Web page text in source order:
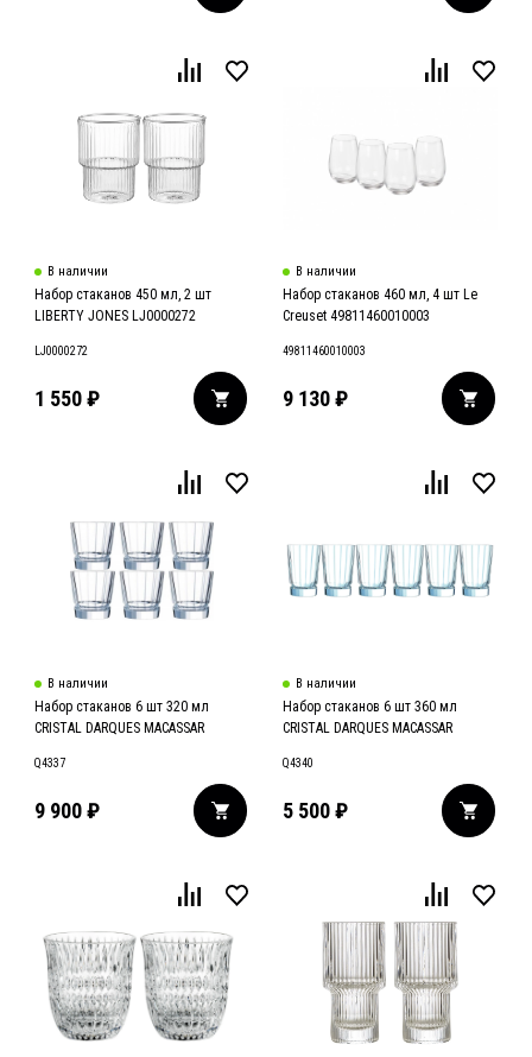
В наличии
Набор стаканов 450 мл, 2 шт
LIBERTY JONES LJ0000272
LJ0000272
1 550₽
В наличии
Набор стаканов 460 мл, 4 шт Le
Creuset 49811460010003
49811460010003
9 130 ₽
В наличии
Набор стаканов 6 шт 320 мл
CRISTAL DARQUES MACASSAR
Q4337
9 900₽
В наличии
Набор стаканов 6 шт 360 мл
CRISTAL DARQUES MACASSAR
Q4340
5 500 ₽